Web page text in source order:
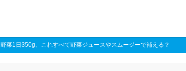
野菜1日350g、これすべて野菜ジュースやスムージーで補える？